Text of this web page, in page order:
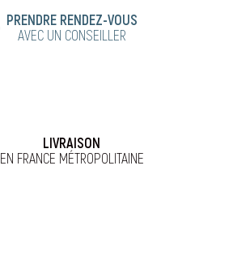
PRENDRE RENDEZ-VOUS
AVEC UN CONSEILLER
LIVRAISON
EN FRANCE MÉTROPOLITAINE